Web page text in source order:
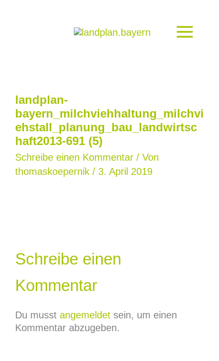
landplan-
bayern_milchviehhaltung_milchvi
ehstall_planung_bau_landwirtsc
haft2013-691 (5)
Schreibe einen Kommentar / Von
thomaskoepernik / 3. April 2019
Schreibe einen
Kommentar
Du musst angemeldetsein, um einen
Kommentar abzugeben.